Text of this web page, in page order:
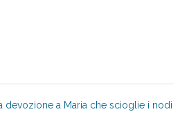
devozione a Maria che scioglie i nodi